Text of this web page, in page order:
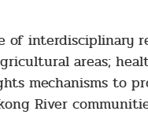
of
areas;
mechanisms to
River